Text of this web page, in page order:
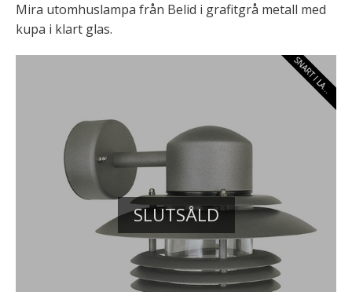
Mira utomhuslampa från Belid i grafitgrå metall med
kupa i klart glas.
SLUTSÅLD
S
N
A
R
T
I
L
A
G
E
R